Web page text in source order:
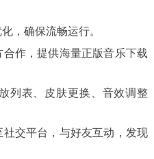
，确保流畅运行。
作，提供海量正版音乐下载
列表、皮肤更换、音效调整
交平台，与好友互动，发现